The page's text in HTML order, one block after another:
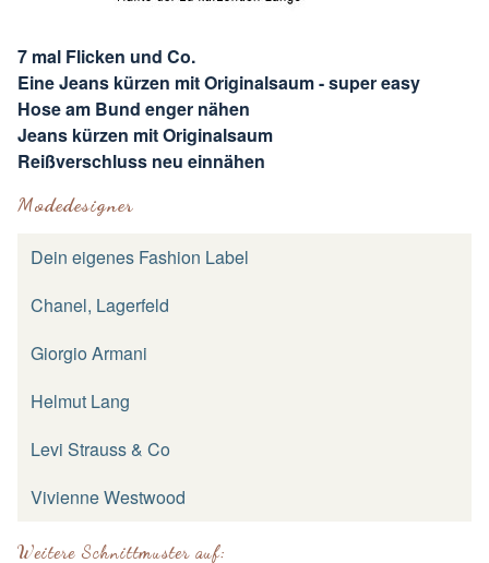
7 mal Flicken und Co.
Eine Jeans kürzen mit Originalsaum - super easy
Hose am Bund enger nähen
Jeans kürzen mit Originalsaum
Reißverschluss neu einnähen
Modedesigner
Dein eigenes Fashion Label
Chanel, Lagerfeld
Giorgio Armani
Helmut Lang
Levi Strauss & Co
Vivienne Westwood
Weitere Schnittmuster auf: